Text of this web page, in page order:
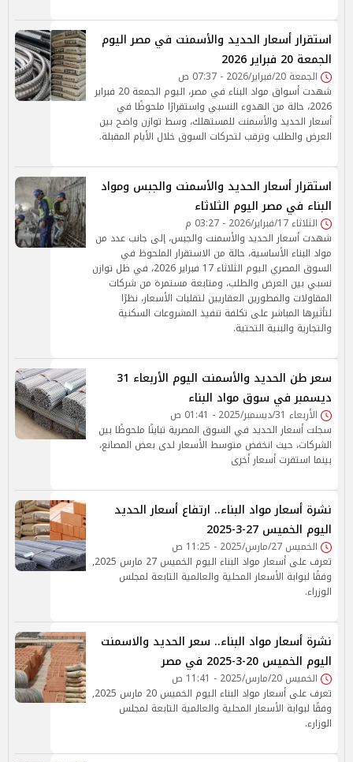
استقرار أسعار الحديد والأسمنت في مصر اليوم
الجمعة 20 فبراير 2026
الجمعة 20/فبراير/2026 - 07:37 ص
شهدت أسواق مواد البناء في مصر، اليوم الجمعة 20 فبراير
2026، حالة من الهدوء النسبي واستقرارًا ملحوظًا في
أسعار الحديد والأسمنت للمستهلك، وسط توازن واضح بين
العرض والطلب وترقب لتحركات السوق خلال الأيام المقبلة.
استقرار أسعار الحديد والأسمنت والجبس ومواد
البناء في مصر اليوم الثلاثاء
الثلاثاء 17/فبراير/2026 - 03:27 م
شهدت أسعار الحديد والأسمنت والجبس، إلى جانب عدد من
مواد البناء الأساسية، حالة من الاستقرار الملحوظ في
السوق المصري اليوم الثلاثاء 17 فبراير 2026، في ظل توازن
نسبي بين العرض والطلب، ومتابعة مستمرة من شركات
المقاولات والمطورين العقاريين لتقلبات الأسعار، نظرًا
لتأثيرها المباشر على تكلفة تنفيذ المشروعات السكنية
والتجارية والبنية التحتية.
سعر طن الحديد والأسمنت اليوم الأربعاء 31
ديسمبر في سوق مواد البناء
الأربعاء 31/ديسمبر/2025 - 01:41 ص
سجلت أسعار الحديد في السوق المصرية تباينًا ملحوظًا بين
الشركات، حيث انخفض متوسط الأسعار لدى بعض المصانع،
بينما استقرت أسعار أخرى
نشرة أسعار مواد البناء.. ارتفاع أسعار الحديد
اليوم الخميس 27-3-2025
الخميس 27/مارس/2025 - 11:25 ص
تعرف على أسعار مواد البناء اليوم الخميس 27 مارس 2025,
وفقًا لبوابة الأسعار المحلية والعالمية التابعة لمجلس
الوزراء.
نشرة أسعار مواد البناء.. سعر الحديد والاسمنت
اليوم الخميس 20-3-2025 في مصر
الخميس 20/مارس/2025 - 11:41 ص
تعرف على أسعار مواد البناء اليوم الخميس 20 مارس 2025,
وفقًا لبوابة الأسعار المحلية والعالمية التابعة لمجلس
الوزارء.